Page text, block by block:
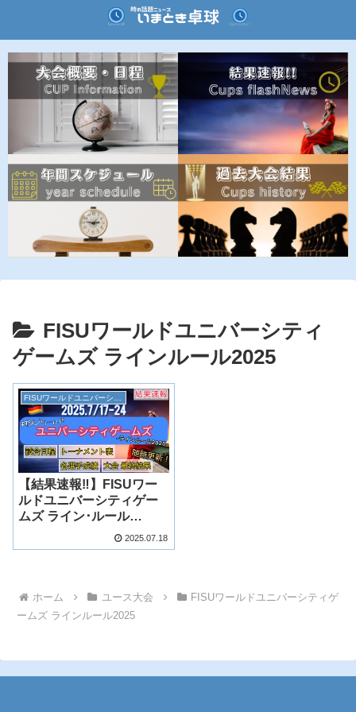
FISUワールドユニバーシティ
ゲームズ ラインルール2025
【結果速報‼︎】FISUワー
ルドユニバーシティゲー
ムズ ライン･ルール
2025【トーナメント表・
日本人結果まとめ】
2025.07.18
ホーム ユース大会
FISUワールドユニバーシティゲ
ームズ ラインルール2025